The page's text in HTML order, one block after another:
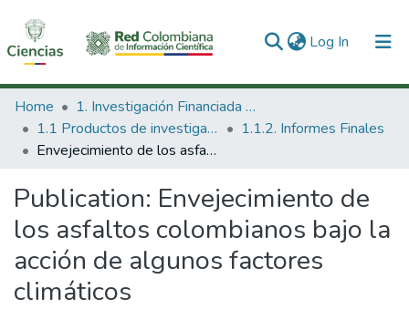
Log In (current)
Communities & Collections
All of DSpace
Home
1. Investigación Financiada con Recursos Públicos
1.1 Productos de investigación
1.1.2. Informes Finales
Envejecimiento de los asfaltos colombianos bajo la acción de algunos factores climáticos
Publication: Envejecimiento de
los asfaltos colombianos bajo la
acción de algunos factores
climáticos